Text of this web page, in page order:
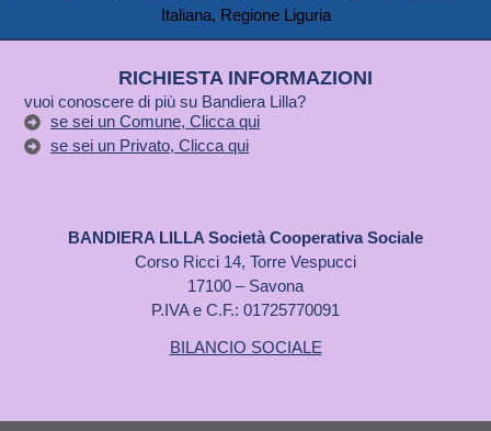
RICHIESTA INFORMAZIONI
vuoi conoscere di più su Bandiera Lilla?
se sei un Comune, Clicca qui
se sei un Privato, Clicca qui
BANDIERA LILLA Società Cooperativa Sociale
Corso Ricci 14, Torre Vespucci
17100 – Savona
P.IVA e C.F.: 01725770091
BILANCIO SOCIALE